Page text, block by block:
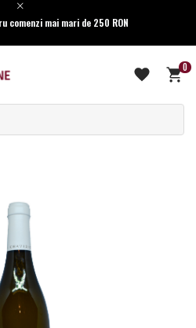
mai mari de 250 RON
0